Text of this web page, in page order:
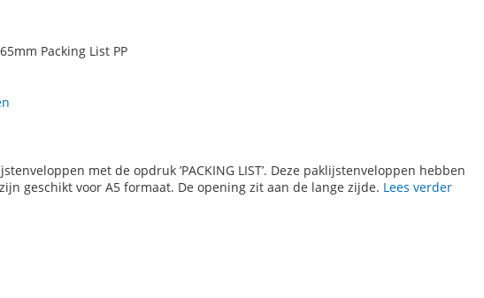
Packing List PP
met de opdruk ’PACKING LIST’. Deze paklijstenveloppen hebben
geschikt voor A5 formaat. De opening zit aan de lange zijde. Lees verder